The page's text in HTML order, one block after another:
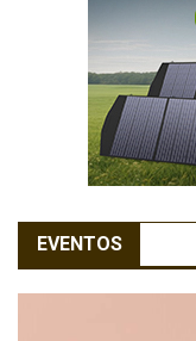
EVENTOS